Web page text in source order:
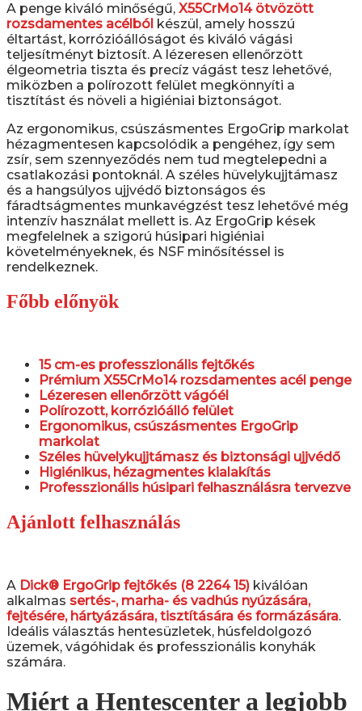
A penge kiváló minőségű, X55CrMo14 ötvözött
rozsdamentes acélból készül, amely hosszú
éltartást, korrózióállóságot és kiváló vágási
teljesítményt biztosít. A lézeresen ellenőrzött
élgeometria tiszta és precíz vágást tesz lehetővé,
miközben a polírozott felület megkönnyíti a
tisztítást és növeli a higiéniai biztonságot.
Az ergonomikus, csúszásmentes ErgoGrip markolat
hézagmentesen kapcsolódik a pengéhez, így sem
zsír, sem szennyeződés nem tud megtelepedni a
csatlakozási pontoknál. A széles hüvelykujjtámasz
és a hangsúlyos ujjvédő biztonságos és
fáradtságmentes munkavégzést tesz lehetővé még
intenzív használat mellett is. Az ErgoGrip kések
megfelelnek a szigorú húsipari higiéniai
követelményeknek, és NSF minősítéssel is
rendelkeznek.
Főbb előnyök
15 cm-es professzionális fejtőkés
Prémium X55CrMo14 rozsdamentes acél penge
Lézeresen ellenőrzött vágóél
Polírozott, korrózióálló felület
Ergonomikus, csúszásmentes ErgoGrip
markolat
Széles hüvelykujjtámasz és biztonsági ujjvédő
Higiénikus, hézagmentes kialakítás
Professzionális húsipari felhasználásra tervezve
Ajánlott felhasználás
A Dick® ErgoGrip fejtőkés (8 2264 15) kiválóan
alkalmas sertés-, marha- és vadhús nyúzására,
fejtésére, hártyázására, tisztítására és formázására.
Ideális választás hentesüzletek, húsfeldolgozó
üzemek, vágóhidak és professzionális konyhák
számára.
Miért a Hentescenter a legjobb